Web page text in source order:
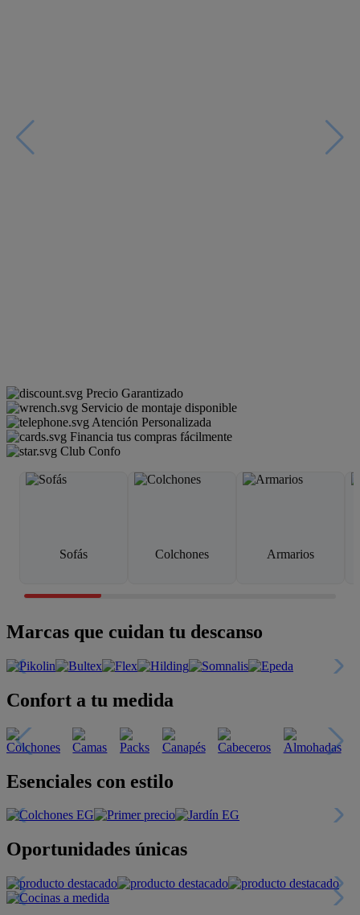
Precio Garantizado
Servicio de montaje disponible
Atención Personalizada
Financia tus compras fácilmente
Club Confo
Sofás Colchones Armarios
Marcas que cuidan tu descanso
Confort a tu medida
Esenciales con estilo
Oportunidades únicas